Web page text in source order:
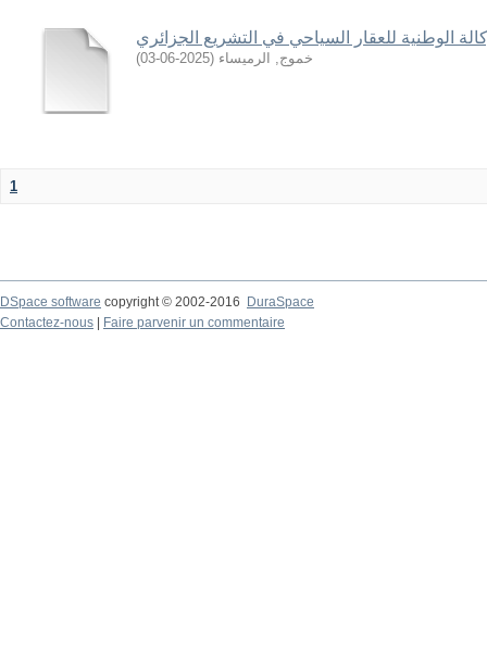
الوطنية للعقار السياحي في التشريع الجزائري
خموج, الرميساء (
2025-06-03
)
1
DSpace software copyright © 2002-2016
DuraSpace
Contactez-nous
Faire parvenir un commentaire